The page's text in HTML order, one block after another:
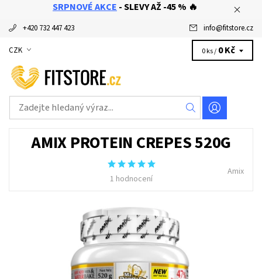
SRPNOVÉ AKCE - SLEVY AŽ -45 % 🔥
+420 732 447 423 info@fitstore.cz
CZK 0 ks / 0 Kč
AMIX PROTEIN CREPES 520G
1 hodnocení
Amix